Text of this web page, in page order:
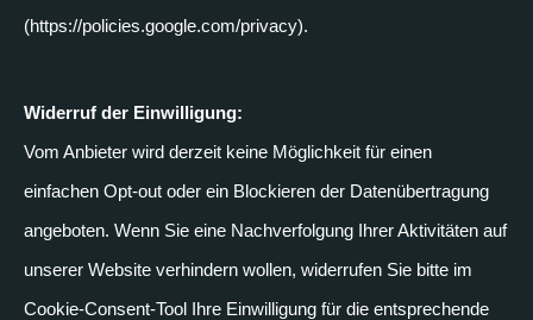
(https://policies.google.com/privacy).
Widerruf der Einwilligung:
Vom Anbieter wird derzeit keine Möglichkeit für einen
einfachen Opt-out oder ein Blockieren der Datenübertragung
angeboten. Wenn Sie eine Nachverfolgung Ihrer Aktivitäten auf
unserer Website verhindern wollen, widerrufen Sie bitte im
Cookie-Consent-Tool Ihre Einwilligung für die entsprechende